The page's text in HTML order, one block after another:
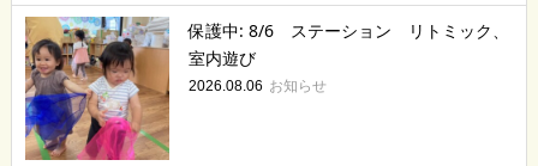
保護中: 8/6 ステーション リトミック、
室内遊び
2026.08.06 お知らせ